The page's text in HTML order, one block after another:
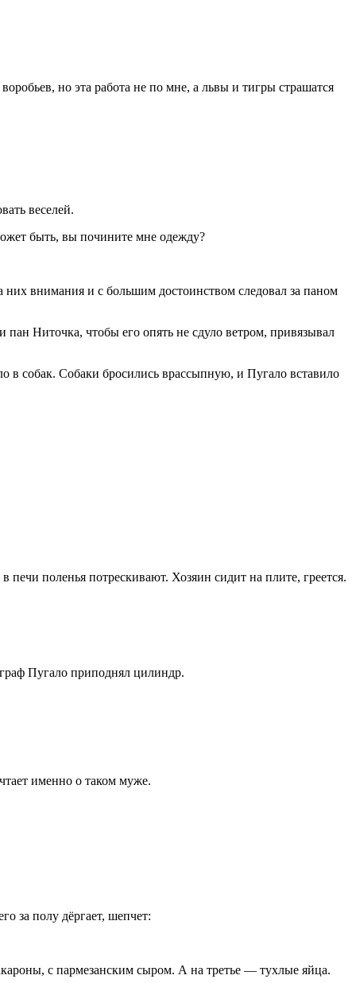
но эта работа не по мне, а львы и тигры страшатся
веселей.
быть, вы почините мне одежду?
них внимания и с большим достоинством следовал за паном
Ниточка, чтобы его опять не сдуло ветром, привязывал
собак. Собаки бросились врассыпную, и Пугало вставило
поленья потрескивают. Хозяин сидит на плите, греется.
Пугало приподнял цилиндр.
именно о таком муже.
за полу дёргает, шепчет:
с пармезанским сыром. А на третье — тухлые яйца.